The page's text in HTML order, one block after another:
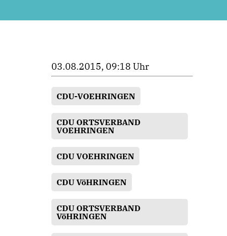
03.08.2015, 09:18 Uhr
CDU-VOEHRINGEN
CDU ORTSVERBAND
VOEHRINGEN
CDU VOEHRINGEN
CDU VöHRINGEN
CDU ORTSVERBAND
VöHRINGEN